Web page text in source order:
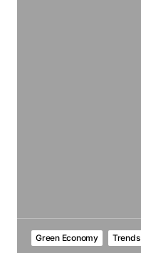
Green Economy Trends